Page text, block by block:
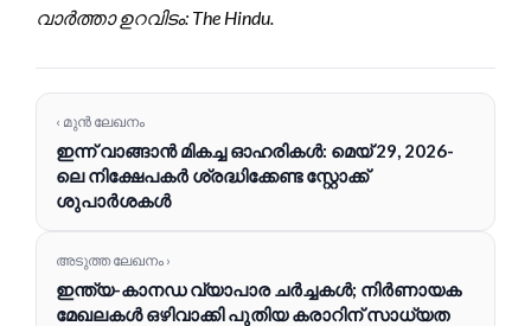
വാർത്താ ഉറവിടം: The Hindu.
‹ മുൻ ലേഖനം
ഇന്ന് വാങ്ങാൻ മികച്ച ഓഹരികൾ: മെയ് 29, 2026-
ലെ നിക്ഷേപകർ ശ്രദ്ധിക്കേണ്ട സ്റ്റോക്ക്
ശുപാർശകൾ
അടുത്ത ലേഖനം ›
ഇന്ത്യ-കാനഡ വ്യാപാര ചർച്ചകൾ; നിർണായക
മേഖലകൾ ഒഴിവാക്കി പുതിയ കരാറിന് സാധ്യത